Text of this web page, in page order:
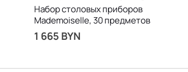
Набор столовых приборов
Mademoiselle, 30 предметов
1 665 BYN